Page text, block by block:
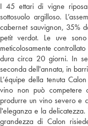
I 45 ettari di vigne
sottosuolo argilloso.
cabernet sauvignon, 35%
petit verdot. Le uve
meticolosamente
dura circa 20 giorni. In
seconda dell'annata, in
L’équipe della tenuta
vino non può
produrre un vino severo e
l'eleganza e la
grandezza di Calon